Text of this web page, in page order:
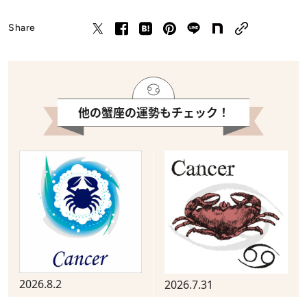
Share
他の蟹座の運勢もチェック！
2026.8.2
2026.7.31